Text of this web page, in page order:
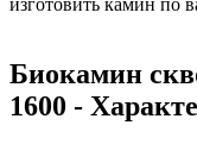
Биокамин
1600 -